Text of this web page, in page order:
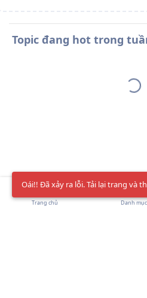
Topic đang hot trong
Oái!! Đã xảy ra lỗi. Tải lại trang và
Trang chủ Danh mục